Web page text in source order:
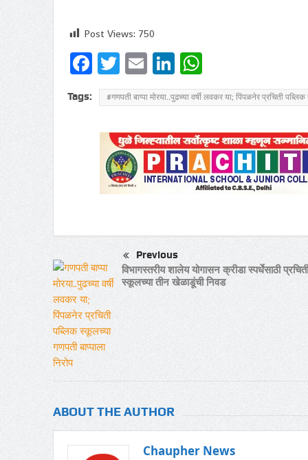
Post Views: 750
Facebook
Twitter
EmailLinkedIn
WhatsApp
Tags: #गणपती बाप्पा मोरया..पुढच्या वर्षी लवकर या; पिंपळनेर प्रचिती
Previous
विभागस्तरीय शालेय योगासन क्रीडा स्पर्धेसाठी प्रचिती
स्कूलच्या तीन खेळाडूंची निवड
ABOUT THE AUTHOR
Chaupher News